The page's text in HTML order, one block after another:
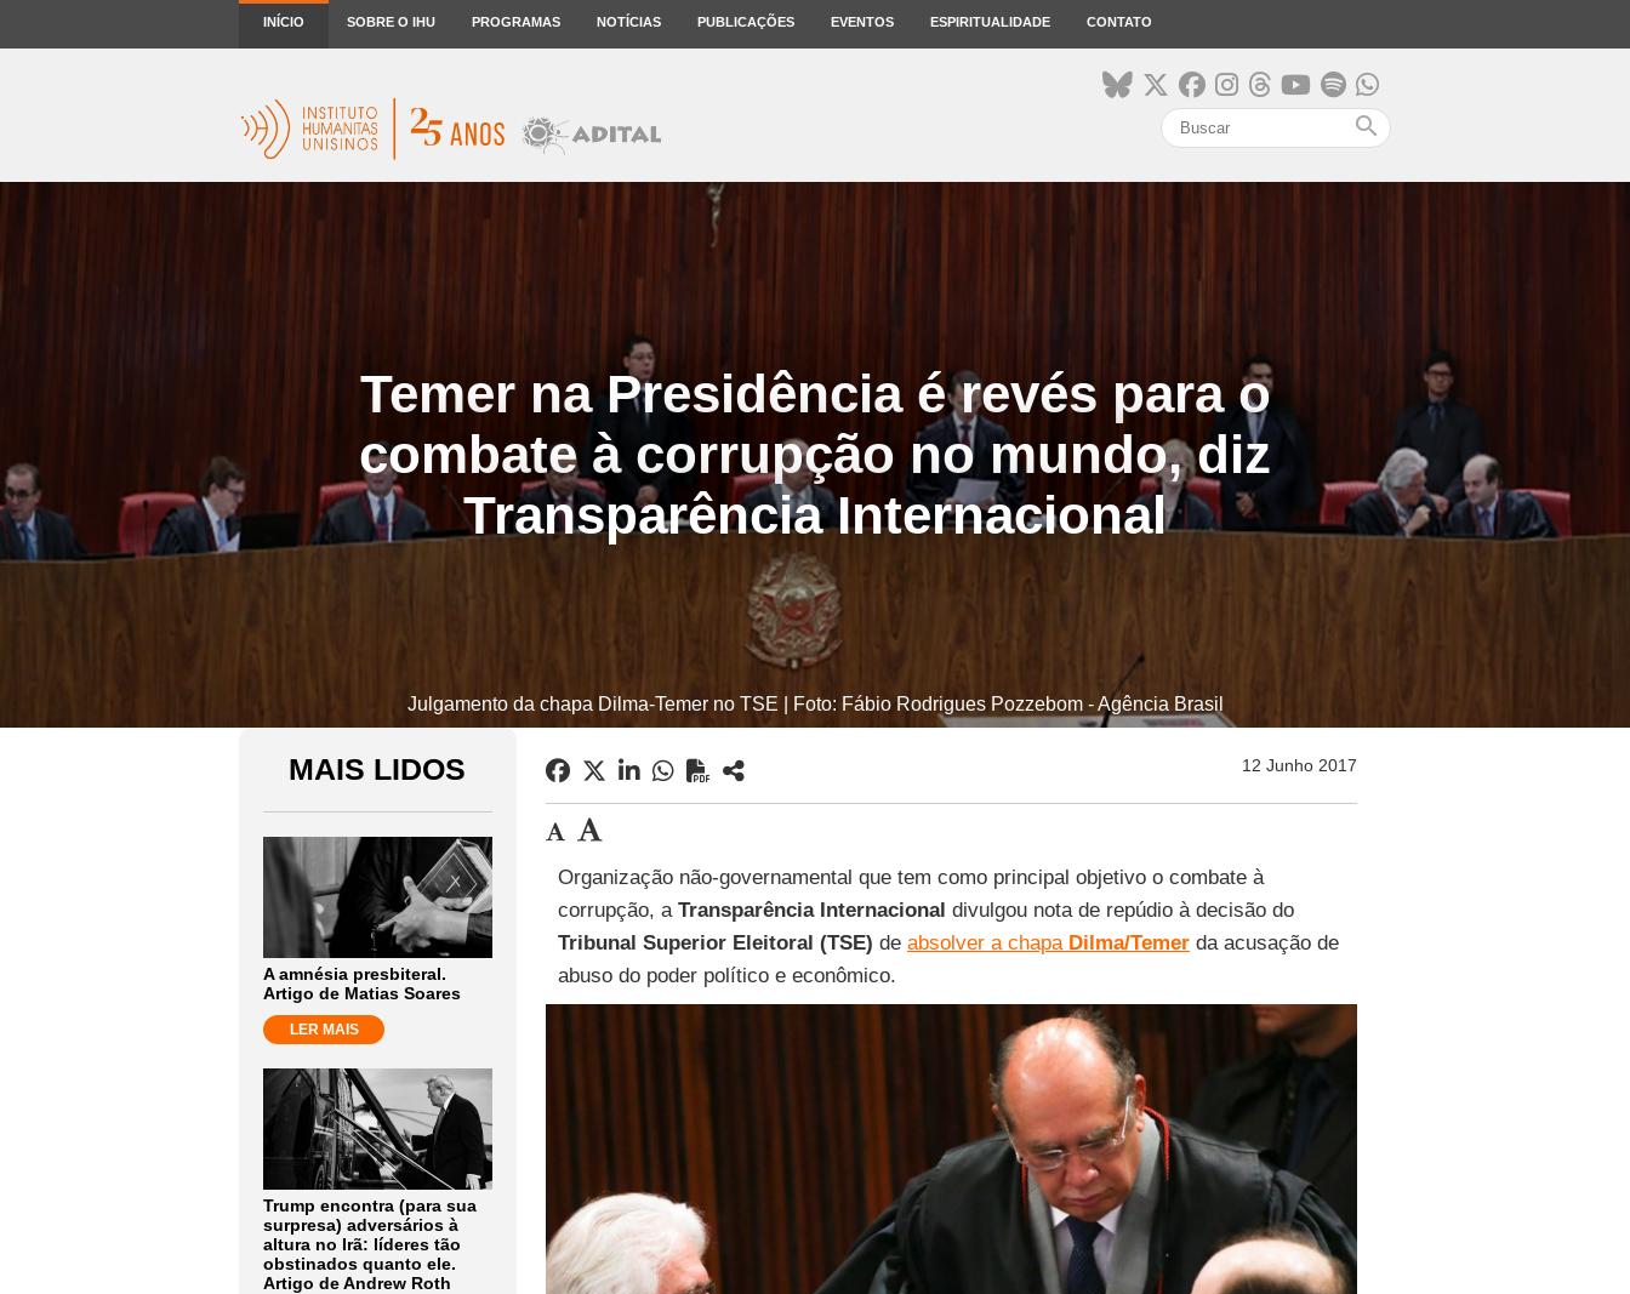
INÍCIO SOBRE O IHU PROGRAMAS NOTÍCIAS PUBLICAÇÕES EVENTOS ESPIRITUALIDADE CONTATO
search
Temer na Presidência é revés para o
combate à corrupção no mundo, diz
Transparência Internacional
Julgamento da chapa Dilma-Temer no TSE | Foto: Fábio Rodrigues Pozzebom - Agência Brasil
MAIS LIDOS
A amnésia presbiteral.
Artigo de Matias Soares
LER MAIS
Trump encontra (para sua
surpresa) adversários à
altura no Irã: líderes tão
obstinados quanto ele.
Artigo de Andrew Roth
12 Junho 2017
Organização não-governamental que tem como principal objetivo o combate à
corrupção, a Transparência Internacional divulgou nota de repúdio à decisão do
Tribunal Superior Eleitoral (TSE) de absolver a chapa Dilma/Temerda acusação de
abuso do poder político e econômico.